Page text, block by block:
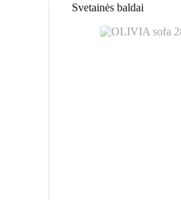
Svetainės baldai